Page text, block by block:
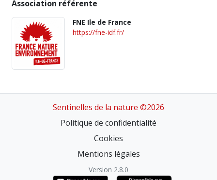
Association référente
FNE Ile de France
https://fne-idf.fr/
Sentinelles de la nature ©2026
Politique de confidentialité
Cookies
Mentions légales
Version 2.8.0